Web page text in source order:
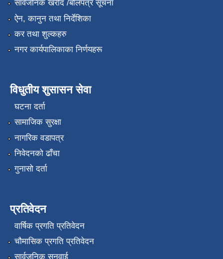
सार्वजनिक खरीद /बोलपत्र सूचना
ऐन, कानुन तथा निर्देशिका
कर तथा शुल्कहरु
नगर कार्यपालिकाका निर्णयहरू
विधुतीय शुसासन सेवा
घटना दर्ता
सामाजिक सुरक्षा
नागरिक वडापत्र
निवेदनको ढाँचा
गुनासो दर्ता
प्रतिवेदन
वार्षिक प्रगति प्रतिवेदन
चौमासिक प्रगति प्रतिवेदन
सार्वजनिक सुनुवाई